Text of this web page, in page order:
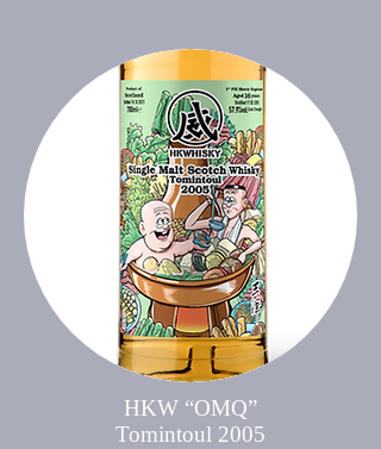
HKW “OMQ”
Tomintoul 2005